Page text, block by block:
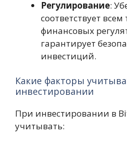
Регулирование:
соответствует
финансовых
гарантирует
инвестиций.
Какие факторы
инвестировании
При инвестировании в
учитывать: